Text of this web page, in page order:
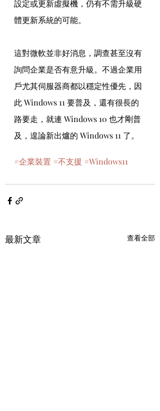
設定或更新虛擬機，仍有不需升級硬
體更新系統的可能。
這對微軟並非好消息，調查甚至沒有
詢問企業是否有意升級。不過企業用
戶尤其伺服器商都以穩定性優先，因
此 Windows 11 要普及，還有很長的
路要走，就連 Windows 10 也才剛普
及，遑論新出爐的 Windows 11 了。
#企業裝置 #不支援 #Windows11
最新文章 查看全部